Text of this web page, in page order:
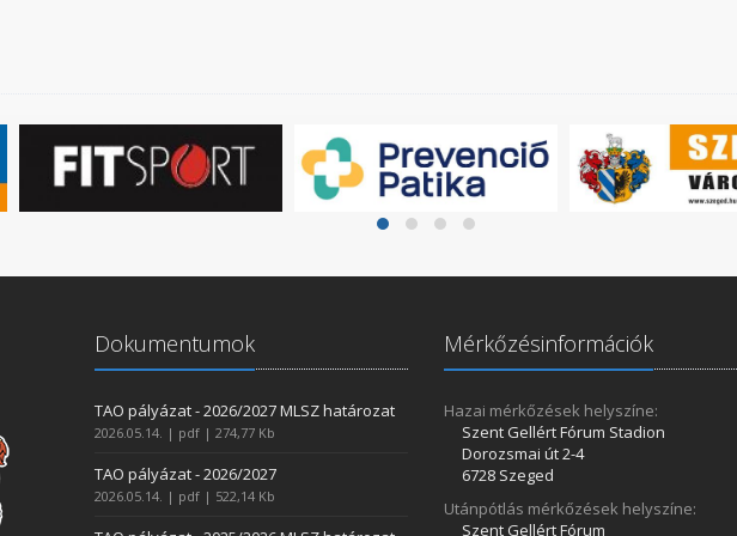
Dokumentumok
TAO pályázat - 2026/2027 MLSZ határozat
2026.05.14. | pdf | 274,77 Kb
TAO pályázat - 2026/2027
2026.05.14. | pdf | 522,14 Kb
Mérkőzésinformációk
Hazai mérkőzések helyszíne:
Szent Gellért Fórum Stadion
Dorozsmai út 2-4
6728 Szeged
Utánpótlás mérkőzések helyszíne:
Szent Gellért Fórum